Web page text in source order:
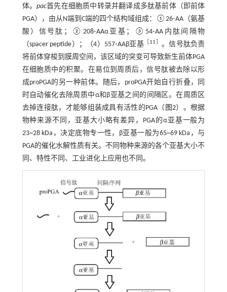
体。 pac首先在细胞质中转录并翻译成多肽基前体（即前体
PGA），由从N端到C端的四个结构域组成：①26⁃AA（氨基
酸）信号肽；②208⁃AAα亚基；③54⁃AA内肽间隔物
（spacer peptide）；（4）557⁃AAβ亚基
11
。信号肽负责
将前体穿梭到膜周空间，该区域的突变可导致新生前体PGA
在细胞质中的积聚。在易位到周质后，信号肽被去除以形
成proPGA的另一种前体。随后，proPGA开始自行折叠，同
时自动催化去除周质中α和β亚基之间的间隔区。在周质区
去掉连接肽，才能够组装成具有活性的PGA（ 图2）。根据
物种来源不同，亚基大小略有差异，PGA的α亚基一般为
23~28 kDa，决定底物专一性，β亚基一般为65~69 kDa，与
PGA的催化水解性质有关。不同物种来源的各个亚基大小不
同、特性不同、工业进化上应用也不同。